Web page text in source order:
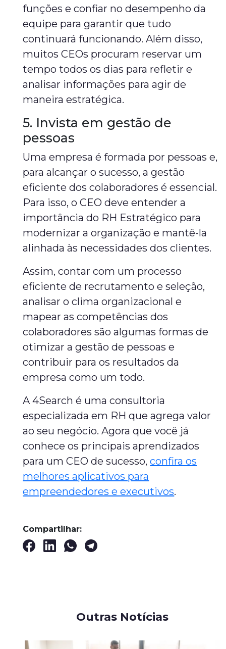
funções e confiar no desempenho da
equipe para garantir que tudo
continuará funcionando. Além disso,
muitos CEOs procuram reservar um
tempo todos os dias para refletir e
analisar informações para agir de
maneira estratégica.
5. Invista em gestão de
pessoas
Uma empresa é formada por pessoas e,
para alcançar o sucesso, a gestão
eficiente dos colaboradores é essencial.
Para isso, o CEO deve entender a
importância do RH Estratégico para
modernizar a organização e mantê-la
alinhada às necessidades dos clientes.
Assim, contar com um processo
eficiente de recrutamento e seleção,
analisar o clima organizacional e
mapear as competências dos
colaboradores são algumas formas de
otimizar a gestão de pessoas e
contribuir para os resultados da
empresa como um todo.
A 4Search é uma consultoria
especializada em RH que agrega valor
ao seu negócio. Agora que você já
conhece os principais aprendizados
para um CEO de sucesso,confira os
melhores aplicativos para
empreendedores e executivos.
Compartilhar:
Outras Notícias